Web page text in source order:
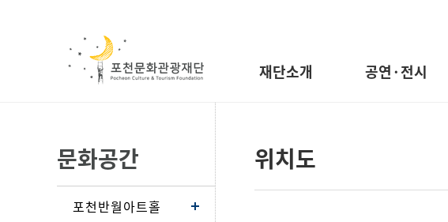
재단소개 공연·전시
문화공간
포천반월아트홀
위치도